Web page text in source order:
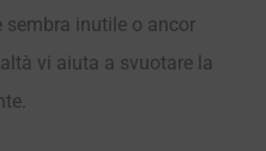
sembra inutile o ancor
vi aiuta a svuotare la